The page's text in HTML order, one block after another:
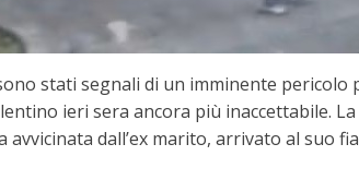
stati segnali di un imminente
ieri sera ancora più inaccettabile.
avvicinata dall’ex marito, arrivato al suo